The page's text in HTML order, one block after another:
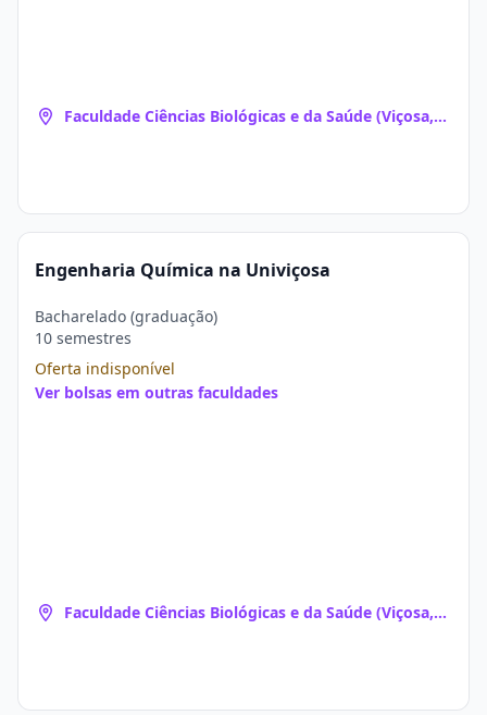
Faculdade Ciências Biológicas e da Saúde (Viçosa,
Engenharia Química na Univiçosa
Bacharelado (graduação)
10 semestres
Oferta indisponível
Ver bolsas em outras faculdades
Faculdade Ciências Biológicas e da Saúde (Viçosa,